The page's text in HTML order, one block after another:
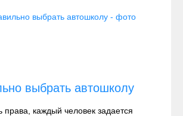
выбрать автошколу
права, каждый человек задается